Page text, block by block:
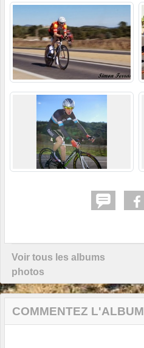
Voir tous les albums
photos
COMMENTEZ L'ALBUM